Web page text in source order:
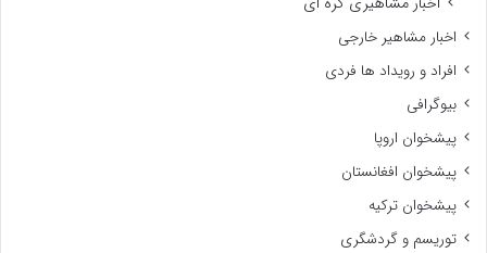
اخبار مشاهیر خارجی
افراد و رویداد ها فردی
بیوگرافی
پیشخوان اروپا
پیشخوان افغانستان
پیشخوان ترکیه
توریسم و گردشگری